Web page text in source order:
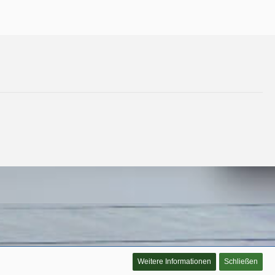
Weitere Informationen Schließen